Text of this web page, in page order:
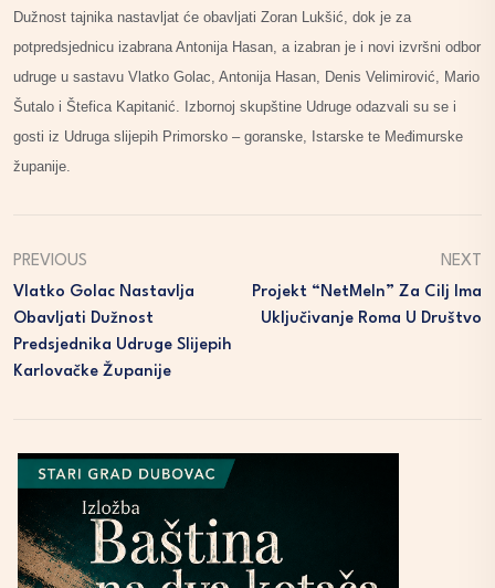
Dužnost tajnika nastavljat će obavljati Zoran Lukšić, dok je za
potpredsjednicu izabrana Antonija Hasan, a izabran je i novi izvršni odbor
udruge u sastavu Vlatko Golac, Antonija Hasan, Denis Velimirović, Mario
Šutalo i Štefica Kapitanić. Izbornoj skupštine Udruge odazvali su se i
gosti iz Udruga slijepih Primorsko – goranske, Istarske te Međimurske
županije.
PREVIOUS
Vlatko Golac Nastavlja
Obavljati Dužnost
Predsjednika Udruge Slijepih
Karlovačke Županije
NEXT
Projekt “NetMeIn” Za Cilj Ima
Uključivanje Roma U Društvo